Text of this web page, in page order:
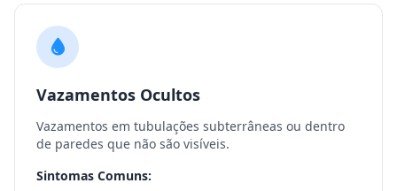
Vazamentos Ocultos
Vazamentos em tubulações subterrâneas ou dentro
de paredes que não são visíveis.
Sintomas Comuns: